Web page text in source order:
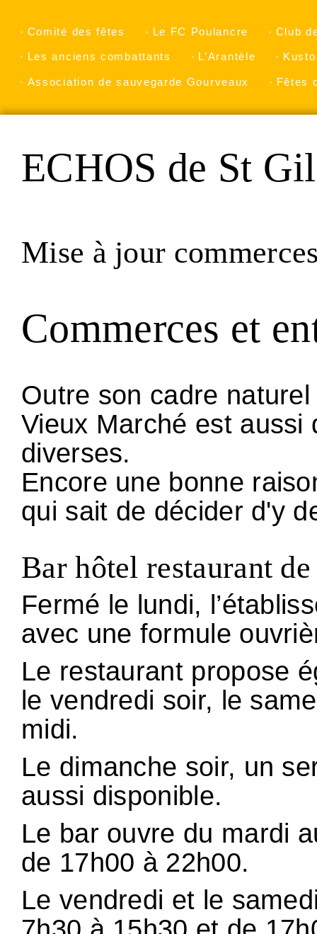
Comité des fêtes Le FC Poulancre Club
Les anciens combattants L’Arantèle
Association de sauvegarde Gourveaux Fêtes
ECHOS de St
Mise à jour
Commerces et
Outre son cadre
Vieux Marché est
diverses.
Encore une bonne
qui sait de décider d'y
Bar hôtel restaurant
Fermé le lundi,
avec une formule
Le restaurant propose
le vendredi soir, le
midi.
Le dimanche soir, un
aussi disponible.
Le bar ouvre du mardi
de 17h00 à 22h00.
Le vendredi et le